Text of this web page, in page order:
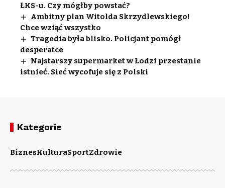
ŁKS-u. Czy mógłby powstać?
Ambitny plan Witolda Skrzydlewskiego!
Chce wziąć wszystko
Tragedia była blisko. Policjant pomógł
desperatce
Najstarszy supermarket w Łodzi przestanie
istnieć. Sieć wycofuje się z Polski
Kategorie
BiznesKulturaSportZdrowie